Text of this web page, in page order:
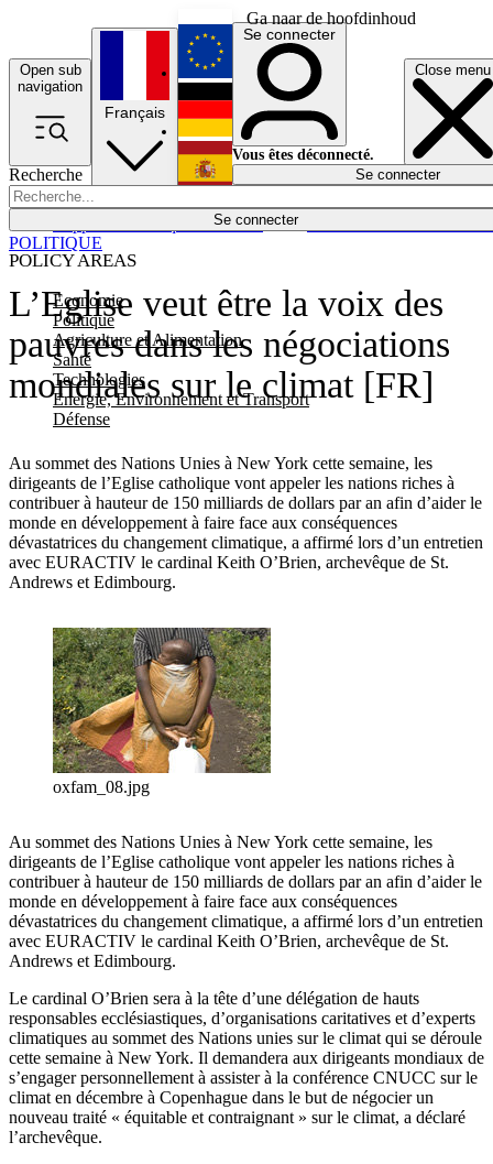
Ga naar de hoofdinhoud
Open sub
navigation
Close menu
Recherche
Se connecter
POLICY AREAS
Economie
Politique
Agriculture et Alimentation
Santé
Technologies
Energie, Environnement et Transport
Défense
Économie
Français
English
Deutsch
Español
Se connecter
Vous êtes déconnecté.
Se connecter
L’Eglise veut être la voix des
pauvres dans les négociations
mondiales sur le climat [FR]
Au sommet des Nations Unies à New York cette semaine, les
dirigeants de l’Eglise catholique vont appeler les nations riches à
contribuer à hauteur de 150 milliards de dollars par an afin d’aider le
monde en développement à faire face aux conséquences
dévastatrices du changement climatique, a affirmé lors d’un entretien
avec EURACTIV le cardinal Keith O’Brien, archevêque de St.
Andrews et Edimbourg.
POLITIQUE
oxfam_08.jpg
Au sommet des Nations Unies à New York cette semaine, les
dirigeants de l’Eglise catholique vont appeler les nations riches à
contribuer à hauteur de 150 milliards de dollars par an afin d’aider le
monde en développement à faire face aux conséquences
dévastatrices du changement climatique, a affirmé lors d’un entretien
avec EURACTIV le cardinal Keith O’Brien, archevêque de St.
Andrews et Edimbourg.
Le cardinal O’Brien sera à la tête d’une délégation de hauts
responsables ecclésiastiques, d’organisations caritatives et d’experts
climatiques au sommet des Nations unies sur le climat qui se déroule
cette semaine à New York. Il demandera aux dirigeants mondiaux de
s’engager personnellement à assister à la conférence CNUCC sur le
climat en décembre à Copenhague dans le but de négocier un
nouveau traité « équitable et contraignant » sur le climat, a déclaré
l’archevêque.